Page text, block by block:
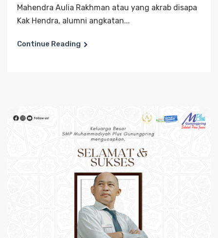
Mahendra Aulia Rakhman atau yang akrab disapa
Kak Hendra, alumni angkatan...
Continue Reading